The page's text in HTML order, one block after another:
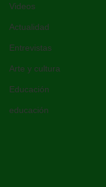
Videos
Actualidad
Entrevistas
Arte y cultura
Educación
educación